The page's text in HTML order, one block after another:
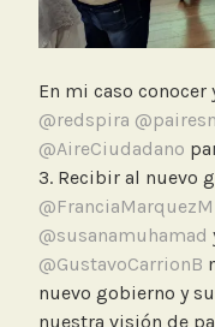
En mi caso
@redspira
@AireCiudadano
3. Recibir al nuevo
@FranciaMarquezM
@susanamuhamad
@GustavoCarrionB
nuevo gobierno y
nuestra visión de